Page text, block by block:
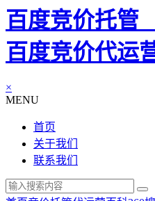
百度竞价托管
百度竞价代运
×
MENU
首页
关于我们
联系我们